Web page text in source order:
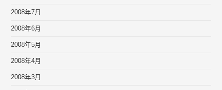
2008年7月
2008年6月
2008年5月
2008年4月
2008年3月